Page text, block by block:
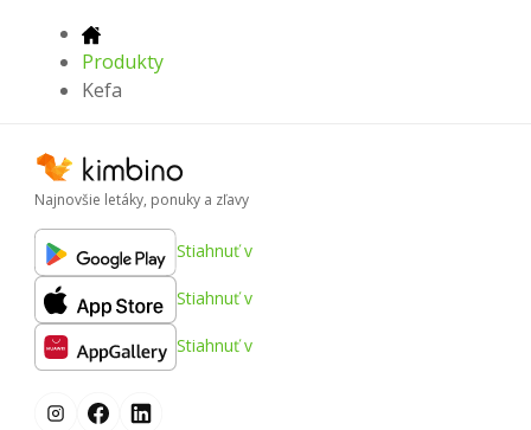
Produkty
Kefa
Najnovšie letáky, ponuky a zľavy
Stiahnuť v
Stiahnuť v
Stiahnuť v